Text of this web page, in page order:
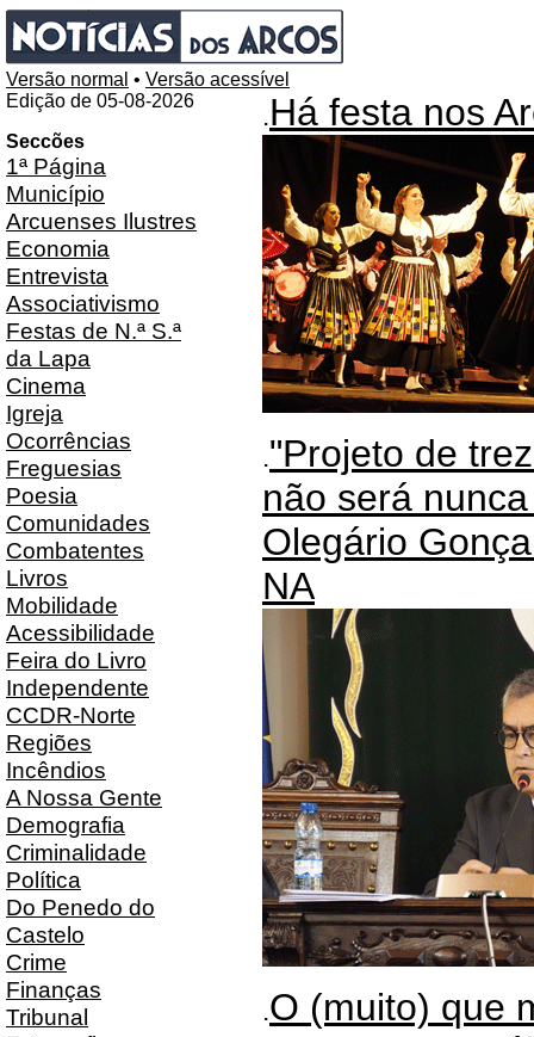
Versão normal • Versão acessível
Edição de 05-08-2026
Seccões
1ª Página
Município
Arcuenses Ilustres
Economia
Entrevista
Associativismo
Festas de N.ª S.ª
da Lapa
Cinema
Igreja
Ocorrências
Freguesias
Poesia
Comunidades
Combatentes
Livros
Mobilidade
Acessibilidade
Feira do Livro
Independente
CCDR-Norte
Regiões
Incêndios
A Nossa Gente
Demografia
Criminalidade
Política
Do Penedo do
Castelo
Crime
Finanças
Tribunal
.Há festa nos
."Projeto de
não será
Olegário
NA
.O (muito) que